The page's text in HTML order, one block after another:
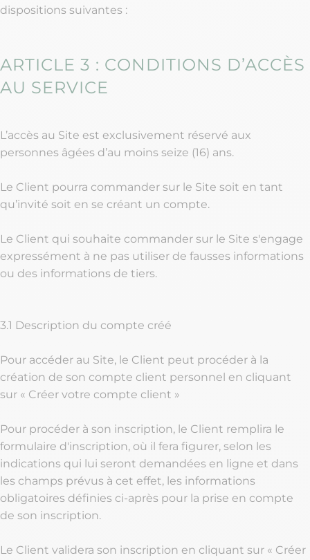
dispositions suivantes :
ARTICLE 3 : CONDITIONS D’ACCÈS
AU SERVICE
L’accès au Site est exclusivement réservé aux
personnes âgées d’au moins seize (16) ans.
Le Client pourra commander sur le Site soit en tant
qu’invité soit en se créant un compte.
Le Client qui souhaite commander sur le Site s'engage
expressément à ne pas utiliser de fausses informations
ou des informations de tiers.
3.1 Description du compte créé
Pour accéder au Site, le Client peut procéder à la
création de son compte client personnel en cliquant
sur « Créer votre compte client »
Pour procéder à son inscription, le Client remplira le
formulaire d'inscription, où il fera figurer, selon les
indications qui lui seront demandées en ligne et dans
les champs prévus à cet effet, les informations
obligatoires définies ci-après pour la prise en compte
de son inscription.
Le Client validera son inscription en cliquant sur « Créer